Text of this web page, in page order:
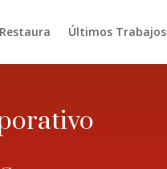
Últimos Trabajos